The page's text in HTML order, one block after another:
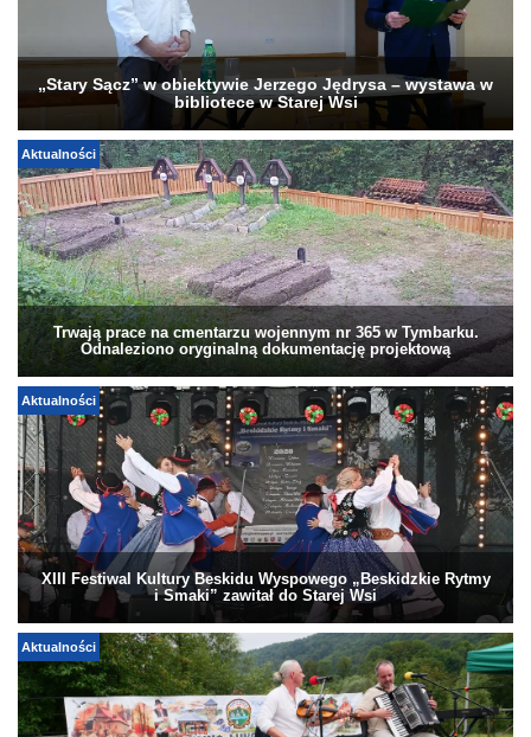
„Stary Sącz” w obiektywie Jerzego Jędrysa – wystawa w
bibliotece w Starej Wsi
Aktualności
Trwają prace na cmentarzu wojennym nr 365 w Tymbarku.
Odnaleziono oryginalną dokumentację projektową
Aktualności
XIII Festiwal Kultury Beskidu Wyspowego „Beskidzkie Rytmy
i Smaki” zawitał do Starej Wsi
Aktualności